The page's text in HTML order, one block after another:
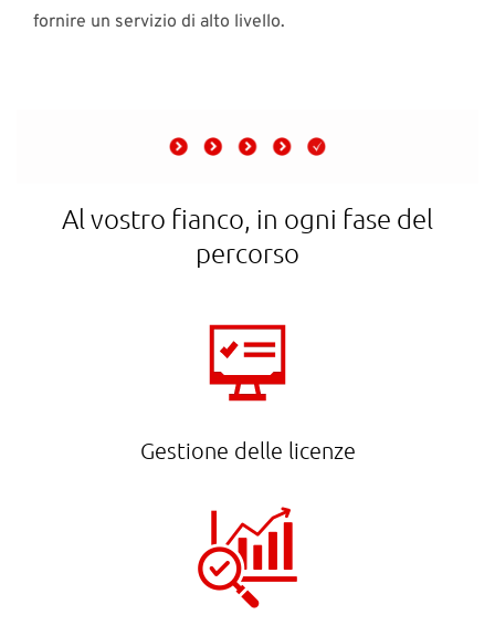
fornire un servizio di alto livello.
Al vostro fianco, in ogni fase del
percorso
Gestione delle licenze